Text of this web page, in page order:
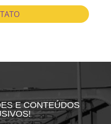
E CONTEÚDOS